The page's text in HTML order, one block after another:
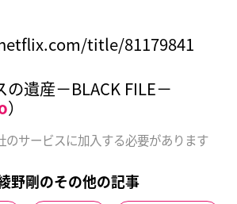
title/81179841
の遺産－BLACK FILE－
）
サービスに加入する必要があります
野剛のその他の記事